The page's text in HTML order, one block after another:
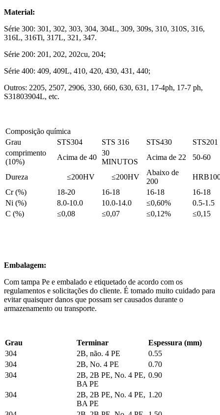
Material:
Série 300: 301, 302, 303, 304, 304L, 309, 309s, 310, 310S, 316,
316L, 316Ti, 317L, 321, 347.
Série 200: 201, 202, 202cu, 204;
Série 400: 409, 409L, 410, 420, 430, 431, 440;
Outros: 2205, 2507, 2906, 330, 660, 630, 631, 17-4ph, 17-7 ph,
S31803904L, etc.
Composição química
Grau
STS304 STS 316 STS430
STS201
comprimento
(10%)
Acima de 40
30
MINUTOS
Acima de 22 50-60
Dureza ≤200HV ≤200HV
Abaixo de
200
Cr (%)
18-20 16-18 16-18
16-18
Ni (%)
8.0-10.0 10.0-14.0 ≤0,60%
0.5-1.5
C (%)
≤0,08 ≤0,07 ≤0,12% ≤0,15
Embalagem:
Com tampa Pe e embalado e etiquetado de acordo com os
regulamentos e solicitações do cliente. É tomado muito cuidado para
evitar quaisquer danos que possam ser causados durante o
armazenamento ou transporte.
Grau Terminar
Espessura (mm)
304
2B, não. 4 PE
0.55
304
2B, No. 4 PE
0.70
304
2B, 2B PE, No. 4 PE,
BA PE
0.90
304
2B, 2B PE, No. 4 PE,
BA PE
1.20